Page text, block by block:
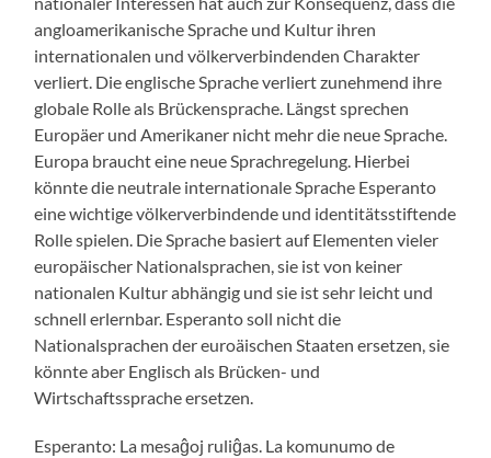
angloamerikanische Sprache und Kultur ihren
internationalen und völkerverbindenden Charakter
verliert. Die englische Sprache verliert zunehmend ihre
globale Rolle als Brückensprache. Längst sprechen
Europäer und Amerikaner nicht mehr die neue Sprache.
Europa braucht eine neue Sprachregelung. Hierbei
könnte die neutrale internationale Sprache Esperanto
eine wichtige völkerverbindende und identitätsstiftende
Rolle spielen. Die Sprache basiert auf Elementen vieler
europäischer Nationalsprachen, sie ist von keiner
nationalen Kultur abhängig und sie ist sehr leicht und
schnell erlernbar. Esperanto soll nicht die
Nationalsprachen der euroäischen Staaten ersetzen, sie
könnte aber Englisch als Brücken- und
Wirtschaftssprache ersetzen.
Esperanto: La mesaĝoj ruliĝas. La komunumo de